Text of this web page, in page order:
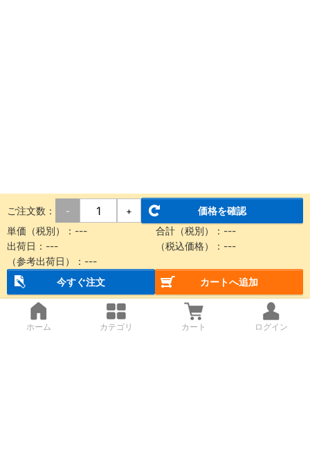
ご注文数： - +
価格を確認
単価（税別）： --- 合計（税別）： ---
出荷日： --- （税込価格）： ---
（参考出荷日）： ---
今すぐ注文
カートへ追加
ホーム カテゴリ カート ログイン